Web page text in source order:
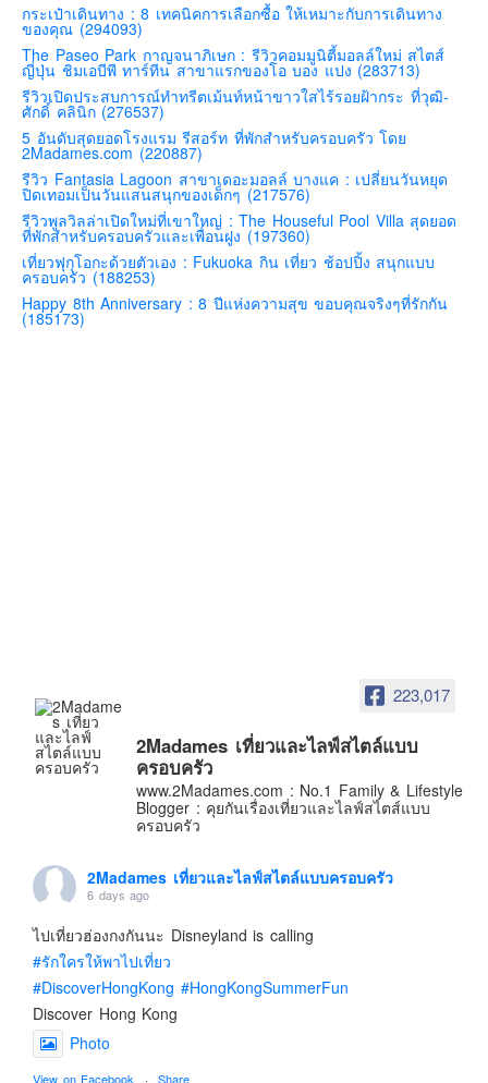
มอนเตรเนโกร
บอสเนียและเฮอร์เซโกวีน่า
ญี่ปุ่น
คันโต-โตเกียวและรอบๆ
คันไซ-โอซาก้า เกียวโต
คิวชู – ฟุกุโอกะ ซางะ เปปปุ ยุฟุอิน นางาซากิ
ฟูจิ
ฮอกไกโด
เอเชีย
สิงคโปร์
ฟิลิปปินส์
ออสเตรเลีย
บทความครอบครัว
Beauty Review
รีวิวสายการบิน
Products & Applications
Events & PR News
About Us
กระเป๋าเดินทาง : 8 เทคนิคการเลือกซื้อ ให้เหมาะกับการเดินทาง
ของคุณ (294093)
The Paseo Park กาญจนาภิเษก : รีวิวคอมมูนิตี้มอลล์ใหม่ สไตส์
ญี่ปุ่น ชิมเอบีพี ทาร์ทีน สาขาแรกของโอ บอง แปง (283713)
รีวิวเปิดประสบการณ์ทำทรีตเม้นท์หน้าขาวใสไร้รอยฝ้ากระ ที่วุฒิ-
ศักดิ์ คลินิก (276537)
5 อันดับสุดยอดโรงแรม รีสอร์ท ที่พักสำหรับครอบครัว โดย
2Madames.com (220887)
รีวิว Fantasia Lagoon สาขาเดอะมอลล์ บางแค : เปลี่ยนวันหยุด
ปิดเทอมเป็นวันแสนสนุกของเด็กๆ (217576)
รีวิวพูลวิลล่าเปิดใหม่ที่เขาใหญ่ : The Houseful Pool Villa สุดยอด
ที่พักสำหรับครอบครัวและเพื่อนฝูง (197360)
เที่ยวฟุกุโอกะด้วยตัวเอง : Fukuoka กิน เที่ยว ช้อปปิ้ง สนุกแบบ
ครอบครัว (188253)
Happy 8th Anniversary : 8 ปีแห่งความสุข ขอบคุณจริงๆที่รักกัน
(185173)
223,017
2Madames เที่ยวและไลฟ์สไตล์แบบ
ครอบครัว
www.2Madames.com : No.1 Family & Lifestyle
Blogger : คุยกันเรื่องเที่ยวและไลฟ์สไตส์แบบ
ครอบครัว
2Madames เที่ยวและไลฟ์สไตล์แบบครอบครัว
6 days ago
ไปเที่ยวฮ่องกงกันนะ Disneyland is calling
#รักใครให้พาไปเที่ยว
#DiscoverHongKong #HongKongSummerFun
Discover Hong Kong
Photo
View on Facebook · Share